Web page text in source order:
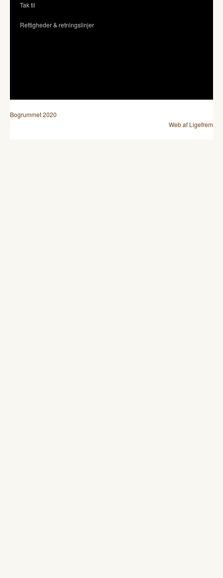
Tak til
Rettigheder & retningslinjer
Bogrummet 2020
Web af Ligefrem